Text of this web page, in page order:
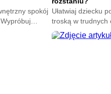
spokój
każdego
Ułatwiaj dziecku
troską w trudnych
sposoby na